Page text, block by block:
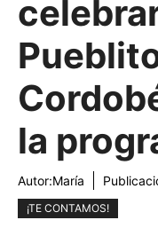
la
Autor:María
¡TE CONTAMOS!